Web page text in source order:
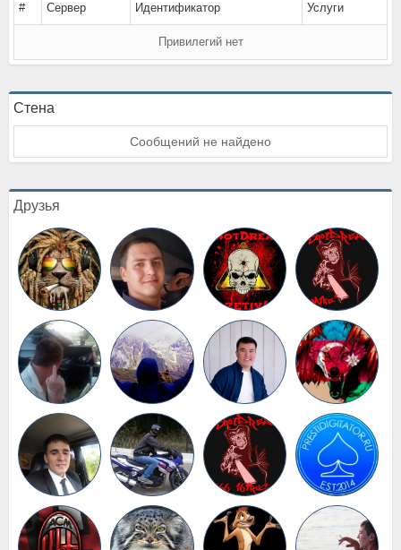
# Сервер Идентификатор Услуги
Привилегий нет
Стена
Сообщений не найдено
Друзья